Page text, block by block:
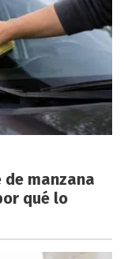
de manzana
qué lo